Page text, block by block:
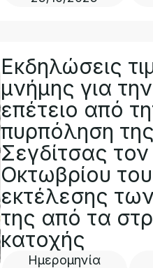
Εκδηλώσεις
μνήμης για
επέτειο από
πυρπόληση της
Σεγδίτσας τον
Οκτωβρίου
εκτέλεσης
της από τα
κατοχής
Ημερομηνία